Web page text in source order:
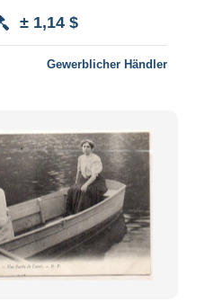
± 1,14 $
Gewerblicher Händler